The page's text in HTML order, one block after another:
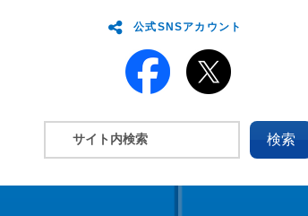
公式SNSアカウント